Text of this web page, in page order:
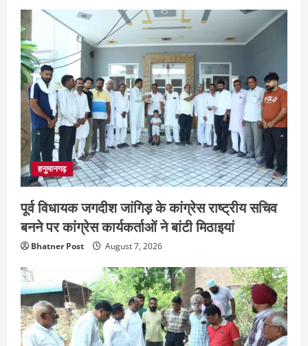
हनुमानगढ़
पूर्व विधायक जगदीश जांगिड़ के कांग्रेस राष्ट्रीय सचिव
बनने पर कांग्रेस कार्यकर्ताओं ने बांटी मिठाइयां
Bhatner Post August 7, 2026